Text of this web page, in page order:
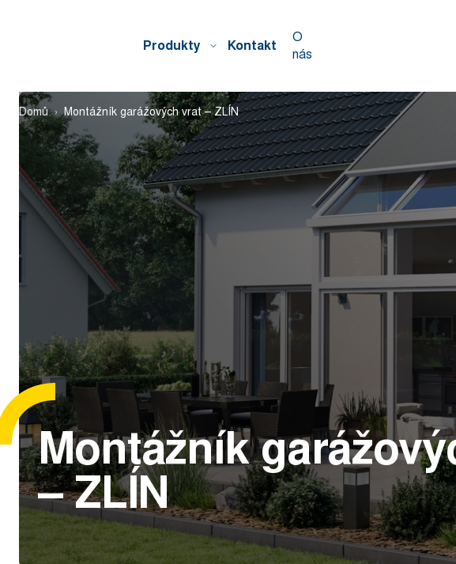
Produkty Kontakt
O
nás
Domů Montážník garážových vrat – ZLÍN
Montážník
– ZLÍN